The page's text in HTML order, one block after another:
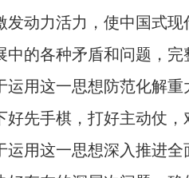
动力活力，使中国式
的各种矛盾和问题，
用这一思想防范化解
先手棋，打好主动仗
用这一思想深入推进